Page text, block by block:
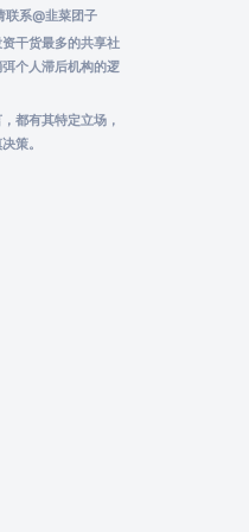
联系@韭菜团子
干货最多的共享社
个人滞后机构的逻
都有其特定立场，
策。